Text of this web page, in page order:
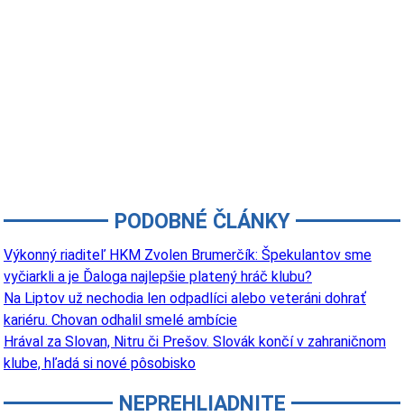
PODOBNÉ ČLÁNKY
Výkonný riaditeľ HKM Zvolen Brumerčík: Špekulantov sme
vyčiarkli a je Ďaloga najlepšie platený hráč klubu?
Na Liptov už nechodia len odpadlíci alebo veteráni dohrať
kariéru. Chovan odhalil smelé ambície
Hrával za Slovan, Nitru či Prešov. Slovák končí v zahraničnom
klube, hľadá si nové pôsobisko
NEPREHLIADNITE